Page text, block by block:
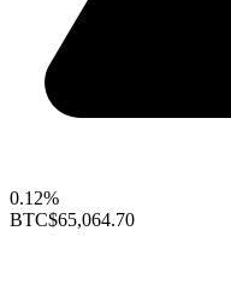
0.12%
BTC$65,064.70